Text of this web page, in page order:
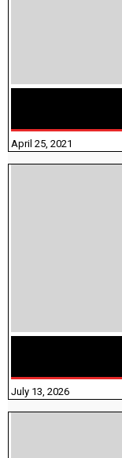
April 25, 2021
July 13, 2026